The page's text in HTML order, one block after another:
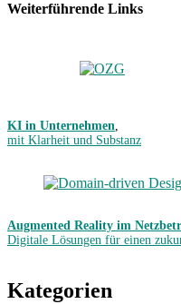
Weiterführende Links
KI in Unternehmen,
mit Klarheit und Substanz
Augmented Reality im
Digitale Lösungen für einen
Kategorien